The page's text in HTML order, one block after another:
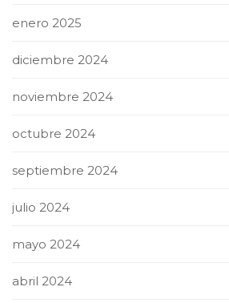
enero 2025
diciembre 2024
noviembre 2024
octubre 2024
septiembre 2024
julio 2024
mayo 2024
abril 2024